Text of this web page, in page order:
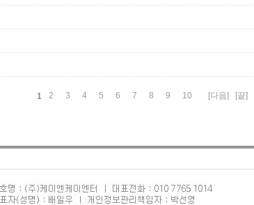
1 2 3 4 5 6 7 8 9 10 [다음] [끝]